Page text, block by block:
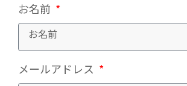
お名前
メールアドレス